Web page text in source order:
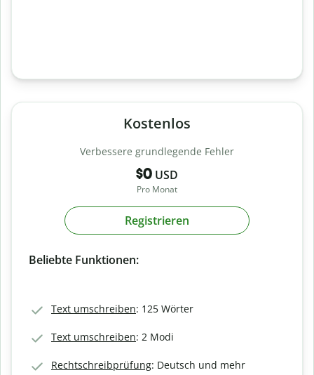
Kostenlos
Verbessere grundlegende Fehler
$0 USD
Pro Monat
Registrieren
Beliebte Funktionen:
Text umschreiben: 125 Wörter
Text umschreiben: 2 Modi
Rechtschreibprüfung: Deutsch und mehr